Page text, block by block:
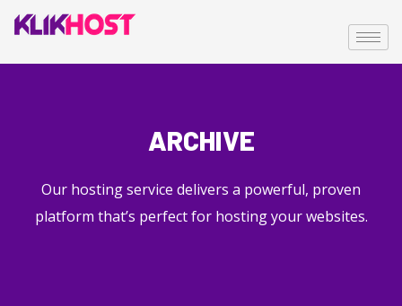
ARCHIVE
Our hosting service delivers a powerful, proven
platform that’s perfect for hosting your websites.